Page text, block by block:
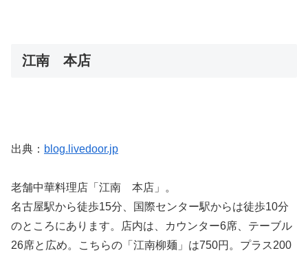
江南 本店
出典： blog.livedoor.jp
老舗中華料理店「江南 本店」。
名古屋駅から徒歩15分、国際センター駅からは徒歩10分
のところにあります。店内は、カウンター6席、テーブル
26席と広め。こちらの「江南柳麺」は750円。プラス200